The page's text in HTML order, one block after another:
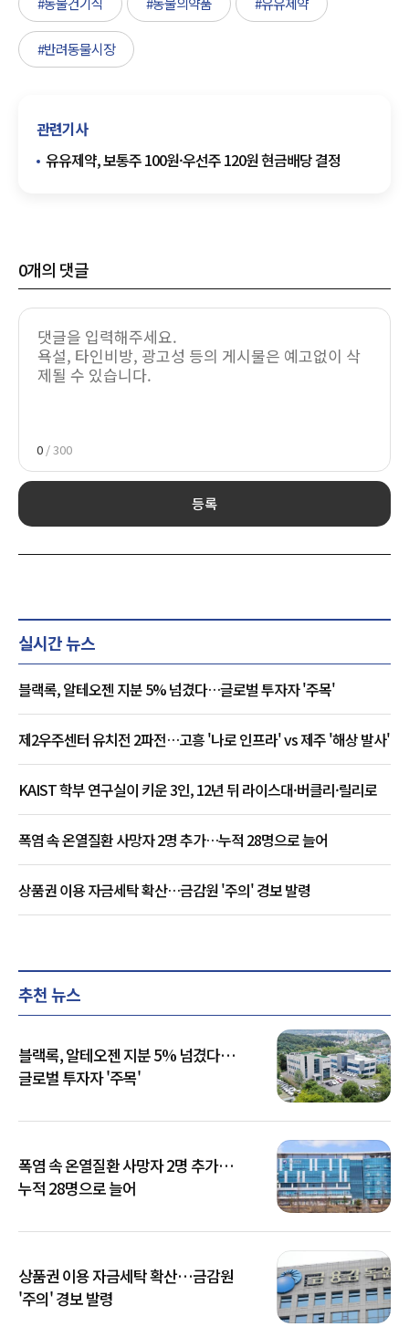
#반려동물시장
관련기사
유유제약, 보통주 100원·우선주 120원 현금배당 결정
0개의 댓글
0 / 300
등록
실시간 뉴스
블랙록, 알테오젠 지분 5% 넘겼다…글로벌 투자자 '주목'
제2우주센터 유치전 2파전…고흥 '나로 인프라' vs 제주 '해상 발사'
KAIST 학부 연구실이 키운 3인, 12년 뒤 라이스대·버클리·릴리로
폭염 속 온열질환 사망자 2명 추가…누적 28명으로 늘어
상품권 이용 자금세탁 확산…금감원 '주의' 경보 발령
추천 뉴스
블랙록, 알테오젠 지분 5% 넘겼다…
글로벌 투자자 '주목'
폭염 속 온열질환 사망자 2명 추가…
누적 28명으로 늘어
상품권 이용 자금세탁 확산…금감원
'주의' 경보 발령